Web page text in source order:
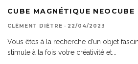
CUBE MAGNÉTIQUE NEOCUBE
CLÉMENT DIÈTRE · 22/04/2023
Vous êtes à la recherche d’un objet
stimule à la fois votre créativité et